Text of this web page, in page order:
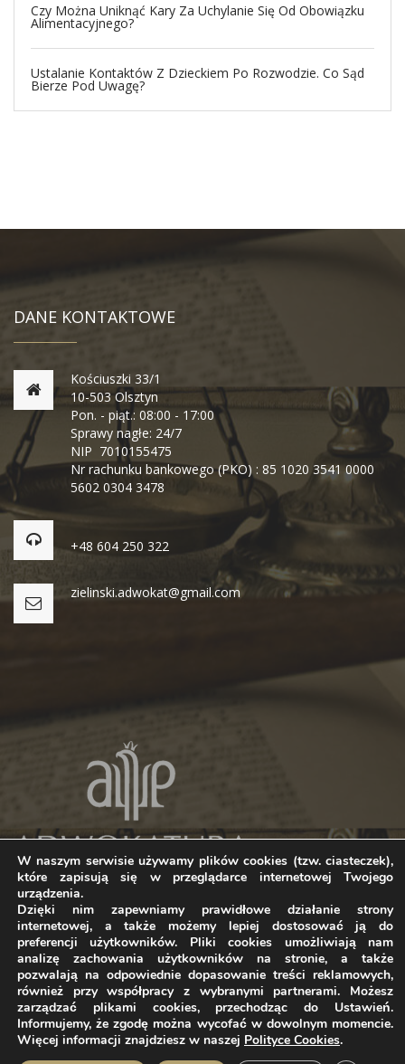
Czy Można Uniknąć Kary Za Uchylanie Się Od Obowiązku
Alimentacyjnego?
Ustalanie Kontaktów Z Dzieckiem Po Rozwodzie. Co Sąd
Bierze Pod Uwagę?
DANE KONTAKTOWE
Kościuszki 33/1
10-503 Olsztyn
Pon. - piąt.: 08:00 - 17:00
Sprawy nagłe: 24/7
NIP 7010155475
Nr rachunku bankowego (PKO) : 85 1020 3541 0000
5602 0304 3478
+48 604 250 322
zielinski.adwokat@gmail.com
Home O kancelarii
Polityka prywatności
Polityka Cookies
W naszym serwisie używamy plików cookies (tzw. ciasteczek),
które zapisują się w przeglądarce internetowej Twojego
urządzenia.
Dzięki nim zapewniamy prawidłowe działanie strony
internetowej, a także możemy lepiej dostosować ją do
preferencji użytkowników. Pliki cookies umożliwiają nam
analizę zachowania użytkowników na stronie, a także
pozwalają na odpowiednie dopasowanie treści reklamowych,
również przy współpracy z wybranymi partnerami. Możesz
zarządzać plikami cookies, przechodząc do Ustawień.
Informujemy, że zgodę można wycofać w dowolnym momencie.
Więcej informacji znajdziesz w naszej Polityce Cookies.